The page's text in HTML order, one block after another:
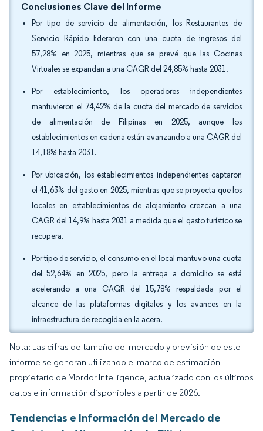
Conclusiones Clave del Informe
Por tipo de servicio de alimentación, los Restaurantes de
Servicio Rápido lideraron con una cuota de ingresos del
57,28% en 2025, mientras que se prevé que las Cocinas
Virtuales se expandan a una CAGR del 24,85% hasta 2031.
Por establecimiento, los operadores independientes
mantuvieron el 74,42% de la cuota del mercado de servicios
de alimentación de Filipinas en 2025, aunque los
establecimientos en cadena están avanzando a una CAGR del
14,18% hasta 2031.
Por ubicación, los establecimientos independientes captaron
el 41,63% del gasto en 2025, mientras que se proyecta que los
locales en establecimientos de alojamiento crezcan a una
CAGR del 14,9% hasta 2031 a medida que el gasto turístico se
recupera.
Por tipo de servicio, el consumo en el local mantuvo una cuota
del 52,64% en 2025, pero la entrega a domicilio se está
acelerando a una CAGR del 15,78% respaldada por el
alcance de las plataformas digitales y los avances en la
infraestructura de recogida en la acera.
Nota: Las cifras de tamaño del mercado y previsión de este
informe se generan utilizando el marco de estimación
propietario de Mordor Intelligence, actualizado con los últimos
datos e información disponibles a partir de 2026.
Tendencias e Información del Mercado de